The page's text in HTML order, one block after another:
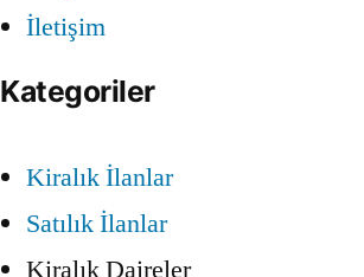
İletişim
Kategoriler
Kiralık İlanlar
Satılık İlanlar
Kiralık Daireler